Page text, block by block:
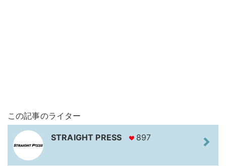
この記事のライター
STRAIGHT PRESS 897